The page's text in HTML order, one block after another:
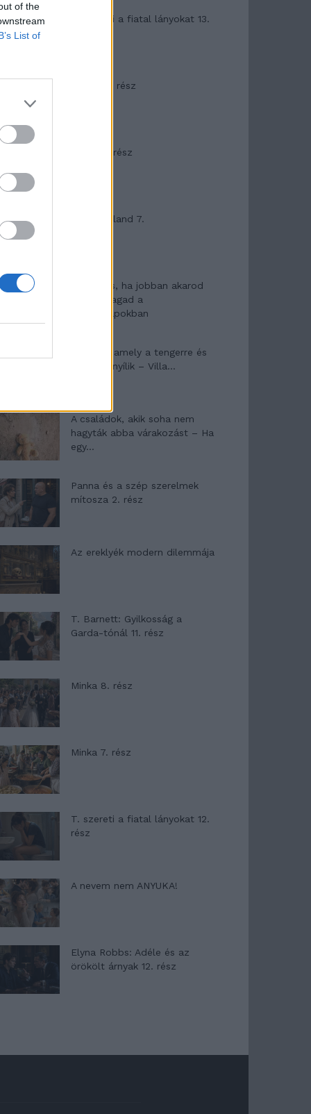
of the
List of
T. szereti a fiatal lányokat 13.
Minka 10. rész
Minka 9. rész
Máltai kaland 7.
10 tanács, ha jobban akarod
érezni magad a
hétköznapokban
Egy ház, amely a tengerre és
a fényre nyílik – Villa...
A családok, akik soha nem
hagyták abba várakozást – Ha
egy...
Panna és a szép szerelmek
mítosza 2. rész
Az ereklyék modern dilemmája
T. Barnett: Gyilkosság a
Garda-tónál 11. rész
Minka 8. rész
Minka 7. rész
T. szereti a fiatal lányokat 12.
rész
A nevem nem ANYUKA!
Elyna Robbs: Adéle és az
örökölt árnyak 12. rész